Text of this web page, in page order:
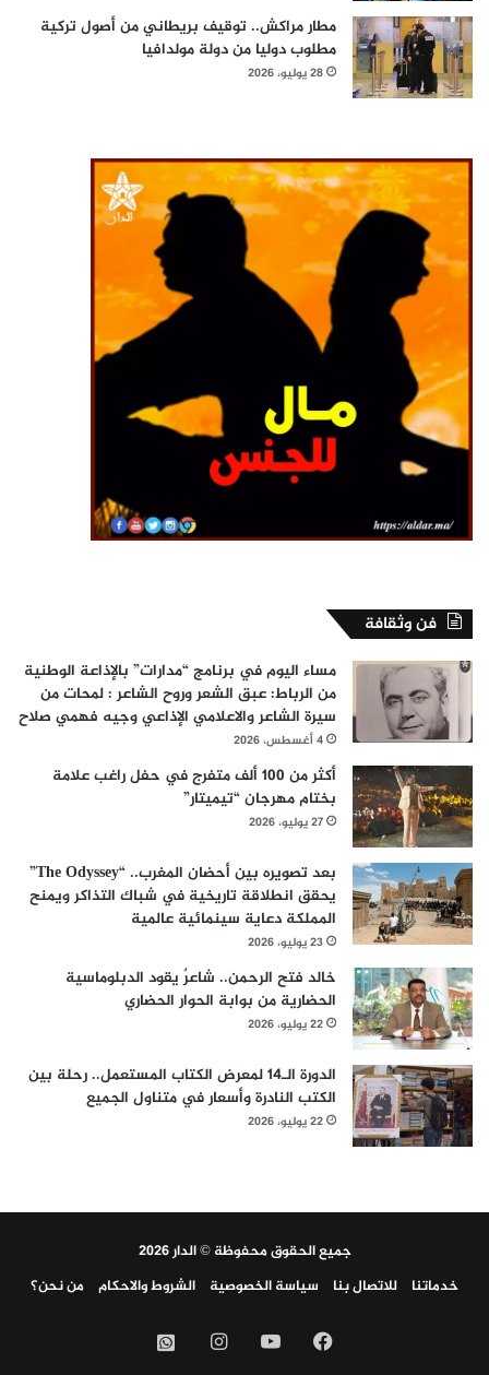
مطار مراكش.. توقيف بريطاني من أصول تركية
مطلوب دوليا من دولة مولدافيا
28 يوليو، 2026
فن وثقافة
مساء اليوم في برنامج “مدارات” بالإذاعة الوطنية
من الرباط: عبق الشعر وروح الشاعر : لمحات من
سيرة الشاعر والاعلامي الإذاعي وجيه فهمي صلاح
4 أغسطس، 2026
أكثر من 100 ألف متفرج في حفل راغب علامة
بختام مهرجان “تيميتار”
27 يوليو، 2026
بعد تصويره بين أحضان المغرب.. “The Odyssey”
يحقق انطلاقة تاريخية في شباك التذاكر ويمنح
المملكة دعاية سينمائية عالمية
23 يوليو، 2026
خالد فتح الرحمن.. شاعرٌ يقود الدبلوماسية
الحضارية من بوابة الحوار الحضاري
22 يوليو، 2026
الدورة الـ14 لمعرض الكتاب المستعمل.. رحلة بين
الكتب النادرة وأسعار في متناول الجميع
22 يوليو، 2026
جميع الحقوق محفوظة © الدار 2026
خدماتنا
للاتصال بنا سياسة الخصوصية الشروط والاحكام من نحن؟
فيسبوك‫YouTubeانستقرامواتساب